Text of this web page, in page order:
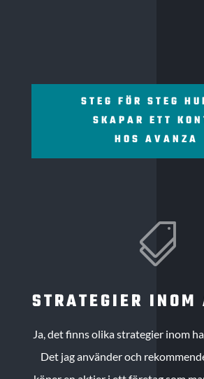
STEG FÖR STEG
SKAPAR ETT
HOS AVANZA

STRATEGIER
Ja, det finns olika strategier inom
Det jag använder och